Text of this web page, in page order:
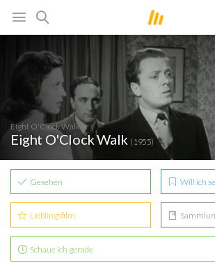
Eight O'Clock Walk
Eight O'Clock Walk (1955)
Gesehen Will ich
Lieblingsfilm
Schaue ich gerade